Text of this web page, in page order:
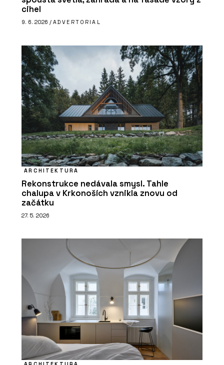
cihel
9. 6. 2026 / ADVERTORIAL
ARCHITEKTURA
Rekonstrukce nedávala smysl. Tahle
chalupa v Krkonoších vznikla znovu od
začátku
27. 5. 2026